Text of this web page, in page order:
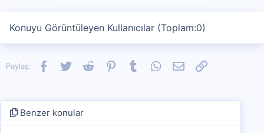
Konuyu Görüntüleyen Kullanıcılar (Toplam:0)
Paylaş: Facebook
TwitterReddit PinterestTumblrWhatsApp
E-postaLink
Benzer konular